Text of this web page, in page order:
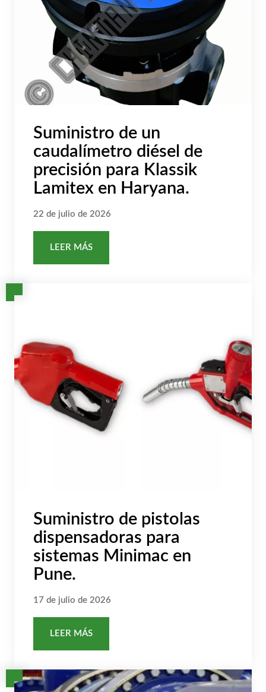
Suministro de un
caudalímetro diésel de
precisión para Klassik
Lamitex en Haryana.
22 de julio de 2026
LEER MÁS
Suministro de pistolas
dispensadoras para
sistemas Minimac en
Pune.
17 de julio de 2026
LEER MÁS